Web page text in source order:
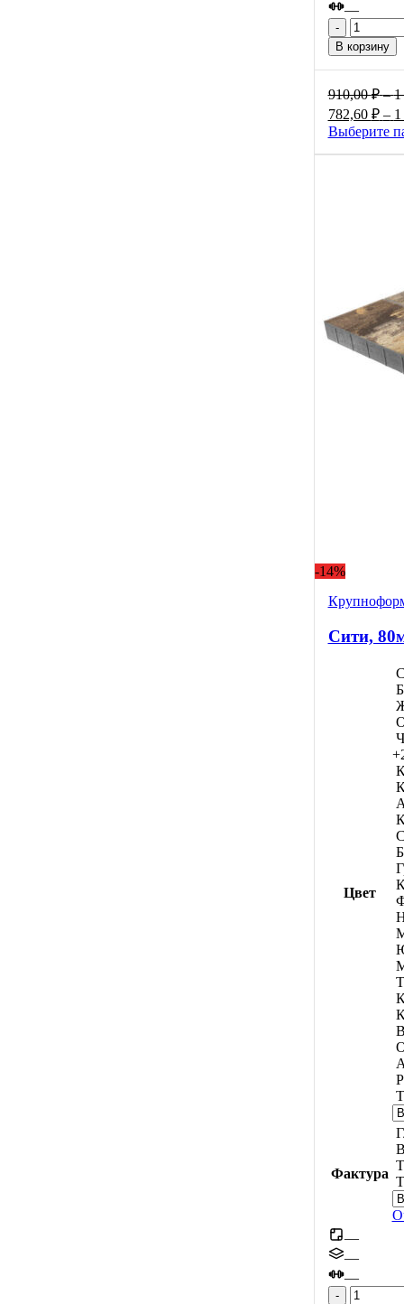
—
товара
Кирпич,
60мм
В корзину
910,00₽ – 1
782,60 ₽ –
Выберите
-14%
Сити,
Цвет
Фактура
—
—
—